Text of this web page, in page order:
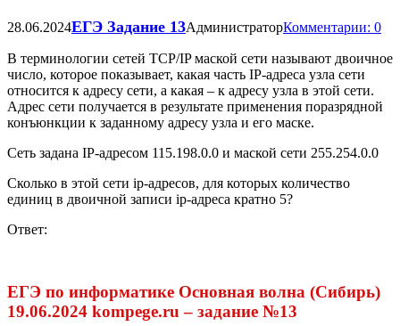
28.06.2024ЕГЭ Задание 13АдминистраторКомментарии: 0
В терминологии сетей TCP/IP маской сети называют двоичное
число, которое показывает, какая часть IP-адреса узла сети
относится к адресу сети, а какая – к адресу узла в этой сети.
Адрес сети получается в результате применения поразрядной
конъюнкции к заданному адресу узла и его маске.
Сеть задана IP-адресом 115.198.0.0 и маской сети 255.254.0.0
Сколько в этой сети ip-адресов, для которых количество
единиц в двоичной записи ip-адреса кратно 5?
Ответ:
ЕГЭ по информатике Основная волна (Сибирь)
19.06.2024 kompege.ru – задание №13